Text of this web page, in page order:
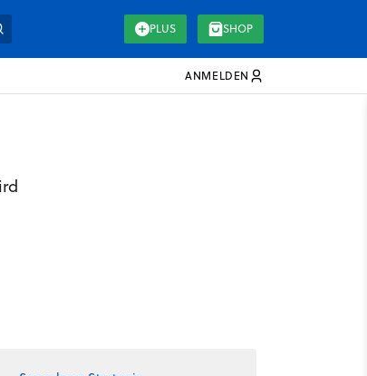
PLUS SHOP
ANMELDEN